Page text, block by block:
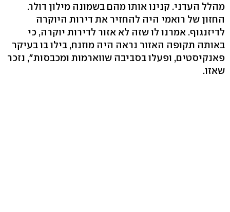
מהלל העדני. קנינו אותו מהם בשמונה מילון דולר.
החזון של רואמי היה להחזיר את דירות היוקרה
לדיזנגוף. אמרנו לו שזה לא אזור לדירות יוקרה, כי
באותה תקופה האזור נראה היה מוזנח, בילו בו בעיקר
פאנקיסטים, ופעלו בסביבה שווארמות ומכבסות", נזכר
שאזו.